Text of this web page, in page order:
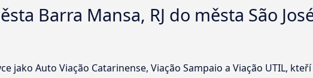
Barra Mansa, RJ do města São
jako Auto Viação Catarinense, Viação Sampaio a Viação UTIL, kteří